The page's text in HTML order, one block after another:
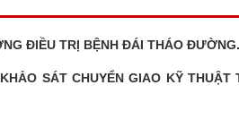
ĐIỀU TRỊ BỆNH ĐÁI THÁO ĐƯỜNG.
SÁT CHUYỂN GIAO KỸ THUẬT